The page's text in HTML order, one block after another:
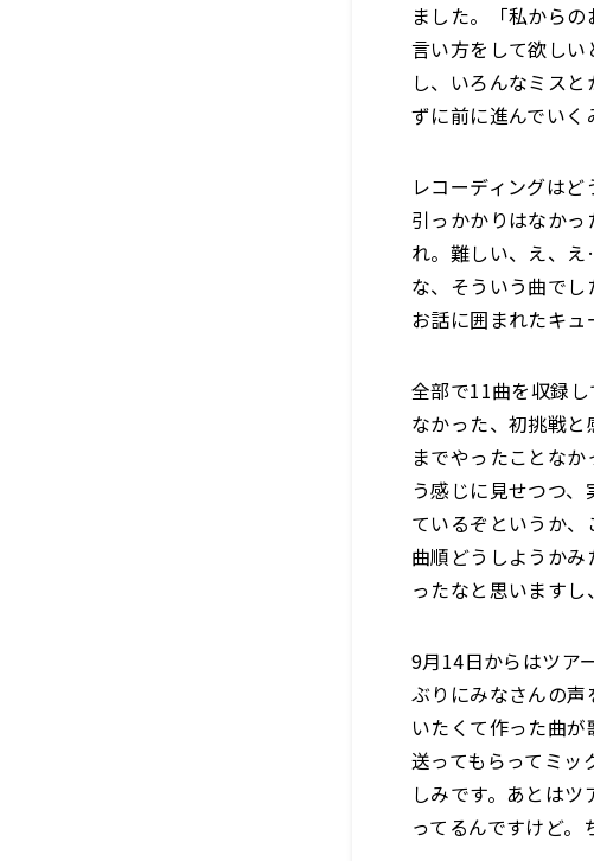
ました。「私から
言い方をして欲し
し、いろんなミス
ずに前に進んでいく
レコーディングは
引っかかりはなか
れ。難しい、え、
な、そういう曲でし
お話に囲まれたキ
全部で11曲を収録
なかった、初挑戦
までやったことな
う感じに見せつつ
ているぞというか、
曲順どうしようか
ったなと思います
9月14日からはツア
ぶりにみなさんの
いたくて作った曲
送ってもらってミッ
しみです。あとは
ってるんですけど。